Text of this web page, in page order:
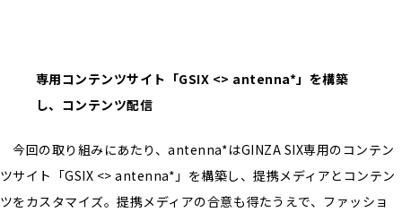
専用コンテンツサイト「GSIX <> antenna*」を構築
し、コンテンツ配信
今回の取り組みにあたり、antenna*はGINZA SIX専用のコンテン
ツサイト「GSIX <> antenna*」を構築し、提携メディアとコンテン
ツをカスタマイズ。提携メディアの合意も得たうえで、ファッショ